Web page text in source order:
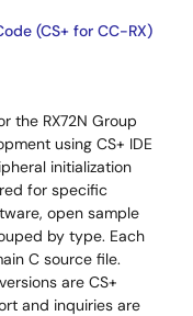
(CS+ for CC-RX)
the RX72N Group
using CS+ IDE
initialization
for specific
open sample
by type. Each
C source file.
are CS+
and inquiries are